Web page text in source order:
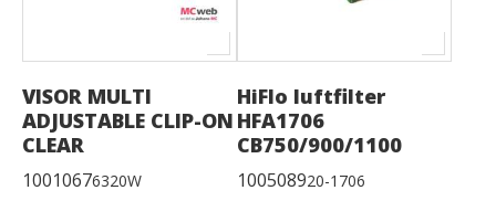
VISOR MULTI
ADJUSTABLE CLIP-ON
CLEAR
10010676320W
HiFlo luftfilter
HFA1706
CB750/900/1100
100508920-1706